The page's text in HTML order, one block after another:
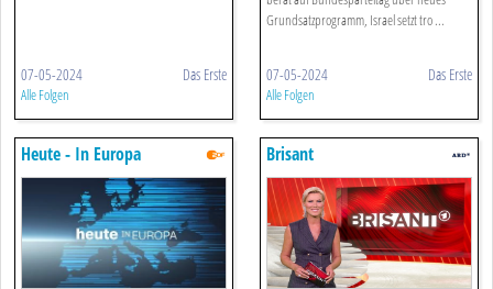
07-05-2024 Das Erste
Alle Folgen
Grundsatzprogramm, Israel setzt tro ...
07-05-2024 Das Erste
Alle Folgen
Heute - In Europa Brisant